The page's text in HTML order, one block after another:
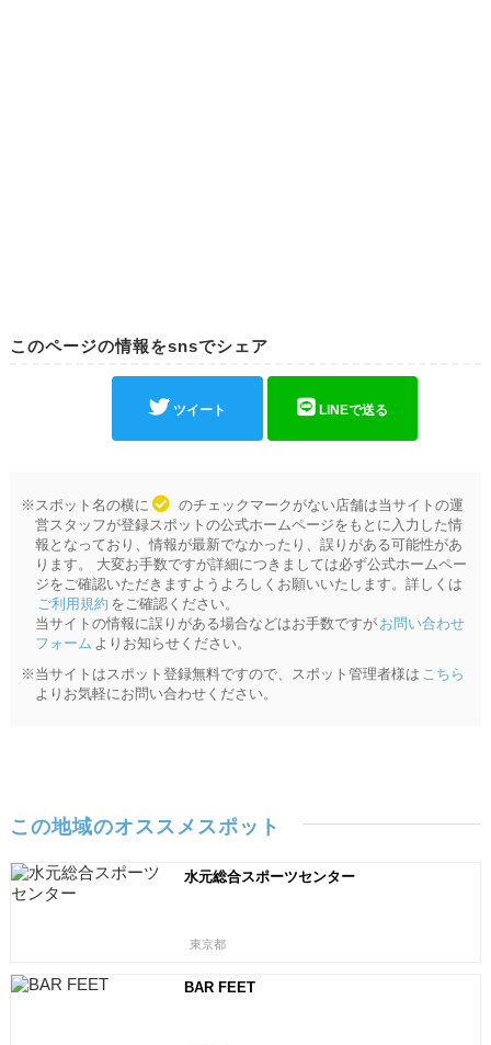
このページの情報をsnsでシェア
ツイート LINEで送る
※スポット名の横に
のチェックマークがない店舗は当サイトの運
営スタッフが登録スポットの公式ホームページをもとに入力した情
報となっており、情報が最新でなかったり、誤りがある可能性があ
ります。 大変お手数ですが詳細につきましては必ず公式ホームペー
ジをご確認いただきますようよろしくお願いいたします。詳しくは
ご利用規約 をご確認ください。
当サイトの情報に誤りがある場合などはお手数ですが お問い合わせ
フォーム よりお知らせください。
※当サイトはスポット登録無料ですので、スポット管理者様は こちら
よりお気軽にお問い合わせください。
この地域のオススメスポット
水元総合スポーツセンター
東京都
BAR FEET